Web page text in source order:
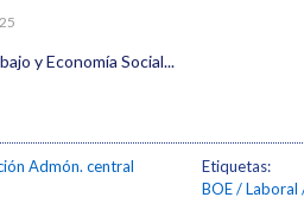
y Economía Social...
Admón. central
Etiquetas:
BOE
Laboral